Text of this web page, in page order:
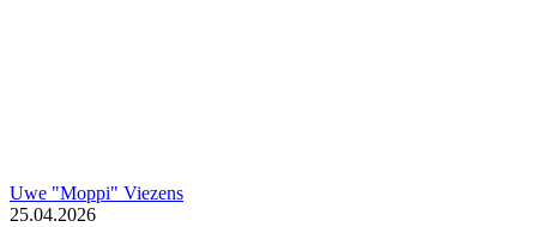
Uwe "Moppi" Viezens
25.04.2026